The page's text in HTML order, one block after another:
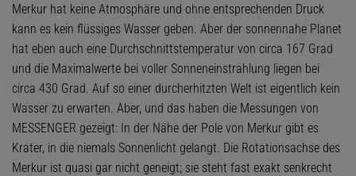
Merkur hat keine Atmosphäre und ohne entsprechenden Druck
kann es kein flüssiges Wasser geben. Aber der sonnennahe Planet
hat eben auch eine Durchschnittstemperatur von circa 167 Grad
und die Maximalwerte bei voller Sonneneinstrahlung liegen bei
circa 430 Grad. Auf so einer durcherhitzten Welt ist eigentlich kein
Wasser zu erwarten. Aber, und das haben die Messungen von
MESSENGER gezeigt: In der Nähe der Pole von Merkur gibt es
Krater, in die niemals Sonnenlicht gelangt. Die Rotationsachse des
Merkur ist quasi gar nicht geneigt; sie steht fast exakt senkrecht